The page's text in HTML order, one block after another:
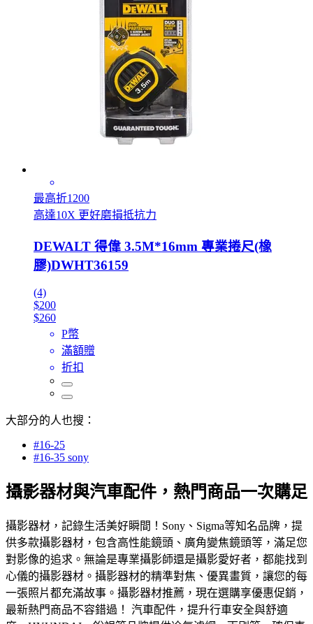
最高折1200
高達10X 更好磨損抵抗力
DEWALT 得偉 3.5M*16mm 專業捲尺(橡
膠)DWHT36159
(4)
$200
$260
P幣
滿額贈
折扣
大部分的人也搜：
#16-25
#16-35 sony
攝影器材與汽車配件，熱門商品一次購足
攝影器材，記錄生活美好瞬間！Sony、Sigma等知名品牌，提
供多款攝影器材，包含高性能鏡頭、廣角變焦鏡頭等，滿足您
對影像的追求。無論是專業攝影師還是攝影愛好者，都能找到
心儀的攝影器材。攝影器材的精準對焦、優異畫質，讓您的每
一張照片都充滿故事。攝影器材推薦，現在選購享優惠促銷，
最新熱門商品不容錯過！ 汽車配件，提升行車安全與舒適